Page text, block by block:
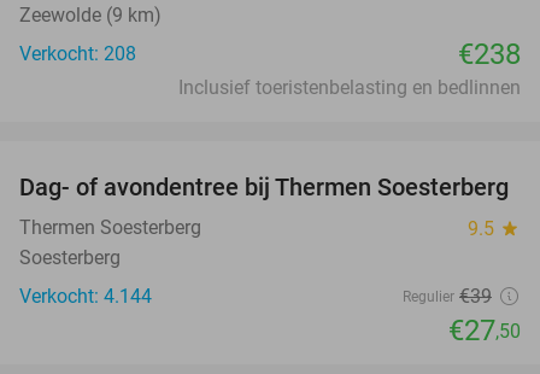
Zeewolde (9 km)
Verkocht: 208
€238
Inclusief toeristenbelasting en bedlinnen
29%
Dag- of avondentree bij Thermen Soesterberg
Thermen Soesterberg 9.5 star
Soesterberg
Verkocht: 4.144
Regulier €39
€27,50